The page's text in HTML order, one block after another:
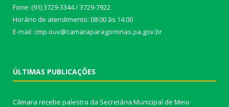
Fone: (91) 3729-3344 / 3729-7922
Horário de atendimento: 08:00 às 14:00
E-mail: cmp.ouv@camaraparagominas.pa.gov.br
ÚLTIMAS PUBLICAÇÕES
Câmara recebe palestra da Secretária Municipal de Meio